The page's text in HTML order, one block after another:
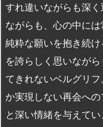
すれ違いながらも深
ながらも、心の中に
純粋な願いを抱き続
を誇らしく思いなが
てきれないベルグリ
か実現しない再会へ
と深い情緒を与えてい